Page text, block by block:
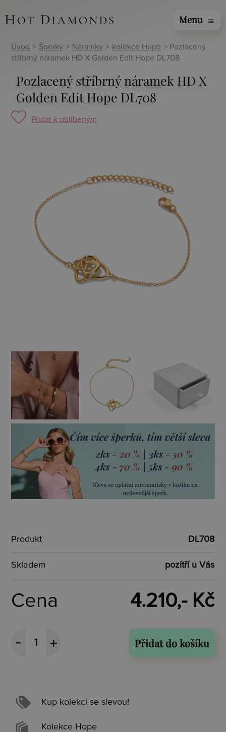
Menu menu
Úvod > Šperky > Náramky > kolekce Hope > Pozlacený
stříbrný náramek HD X Golden Edit Hope DL708
Pozlacený stříbrný náramek HD X
Golden Edit Hope DL708
Přidat k oblíbeným
Produkt DL708
Skladem pozítří u Vás
Cena 4.210,- Kč
Přidat do košíku
Kup kolekci se slevou!
Kolekce Hope